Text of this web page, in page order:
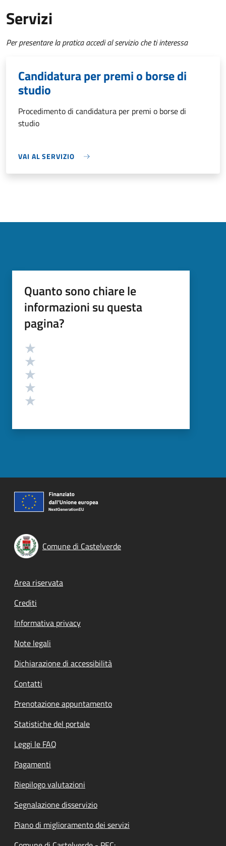
Servizi
Per presentare la pratica accedi al servizio che ti interessa
Candidatura per premi o borse di
studio
Procedimento di candidatura per premi o borse di
studio
VAI AL SERVIZIO
Quanto sono chiare le
informazioni su questa
pagina?
Valutazione
Comune di Castelverde
Footer menu
Area riservata
Crediti
Informativa privacy
Note legali
Dichiarazione di accessibilità
Contatti
Prenotazione appuntamento
Statistiche del portale
Leggi le FAQ
Pagamenti
Riepilogo valutazioni
Segnalazione disservizio
Piano di miglioramento dei servizi